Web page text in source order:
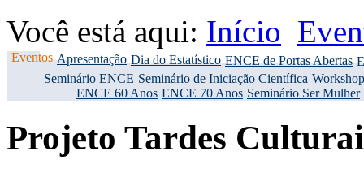
Você está aqui: Início
Eventos Apresentação Dia do Estatístico ENCE de Portas Abertas
Seminário ENCE Seminário de Iniciação Científica
ENCE 60 Anos ENCE 70 Anos Seminário Ser Mulher
Projeto Tardes